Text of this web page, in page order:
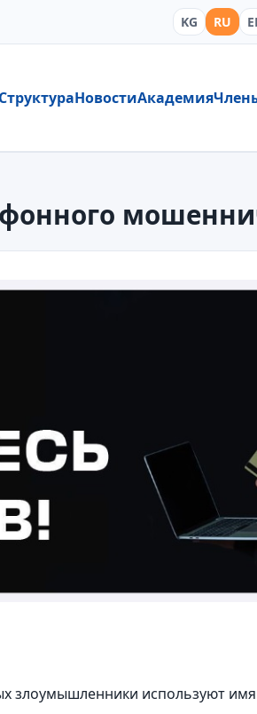
KG RU
СтруктураНовостиАкадемия
злоумышленники используют